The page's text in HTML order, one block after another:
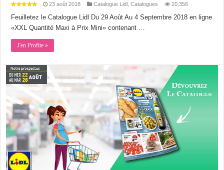
23 août 2018 Catalogue Lidl ,Catalogues 20,356
Feuilletez le Catalogue Lidl Du 29 Août Au 4 Septembre 2018 en ligne
«XXL Quantité Maxi à Prix Mini» contenant …
J'en Profite »